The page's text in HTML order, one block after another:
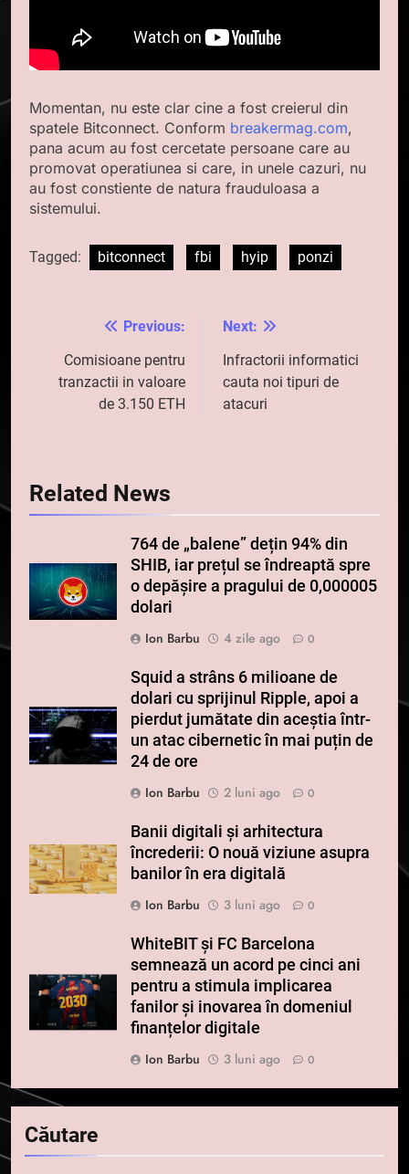
Momentan, nu este clar cine a fost creierul din
spatele Bitconnect. Conform breakermag.com,
pana acum au fost cercetate persoane care au
promovat operatiunea si care, in unele cazuri, nu
au fost constiente de natura frauduloasa a
sistemului.
Tagged: bitconnect fbi hyip ponzi
Navigare
articole
Previous:
Comisioane pentru
tranzactii in valoare
de 3.150 ETH
Next:
Infractorii informatici
cauta noi tipuri de
atacuri
Related News
764 de „balene” dețin 94% din
SHIB, iar prețul se îndreaptă spre
o depășire a pragului de 0,000005
dolari
Ion Barbu
4 zile ago 0
Squid a strâns 6 milioane de
dolari cu sprijinul Ripple, apoi a
pierdut jumătate din aceștia într-
un atac cibernetic în mai puțin de
24 de ore
Ion Barbu
2 luni ago 0
Banii digitali și arhitectura
încrederii: O nouă viziune asupra
banilor în era digitală
Ion Barbu
3 luni ago 0
WhiteBIT și FC Barcelona
semnează un acord pe cinci ani
pentru a stimula implicarea
fanilor și inovarea în domeniul
finanțelor digitale
Ion Barbu
3 luni ago 0
Căutare